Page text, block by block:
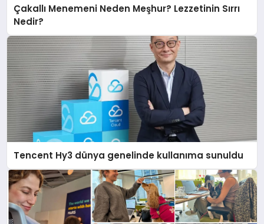
Çakallı Menemeni Neden Meşhur? Lezzetinin Sırrı
Nedir?
Tencent Hy3 dünya genelinde kullanıma sunuldu